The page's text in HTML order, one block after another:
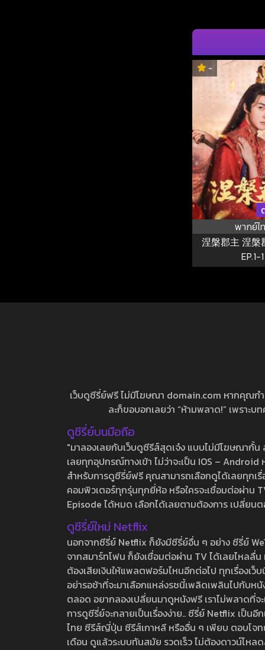
-
พากย์ไ
涅槃郡主 涅槃
EP.1-1
เว็บดูซีรี่ย์ฟรี ไม่มีโฆษณา domain.com หากคุณก
ละก็ขอบอกเลยว่า “ห้ามพลาด!” เพราะ
ดูซีรี่ย์บนมือถือ
"มาลองเลยกับเว็บดูซีรีส์สุดเจ๋ง แบบไม่มีโฆษณากั้
เลยทุกอุปกรณ์ทางเข้า ไม่ว่าจะเป็น IOS –
สำหรับการดูซีรี่ย์ฟรี คุณสามารถเลือกดูได้เลยทุกเ
คอมพิวเตอร์ทุกรุ่นทุกยี่ห้อ หรือใครจะเชื่อมต่อผ่าน
Episode ได้หมด เลือกได้เลยตามต้องการ เปลี่ยน
ดูซีรี่ย์ใหม่ Netflix
นอกจากซีรี่ย์ Netflix ก็ยังมีซีรี่ย์อื่น ๆ อย่าง ซีรี่ย์
จากสมาร์ทโฟน ก็ยังเชื่อมต่อผ่าน TV ได้เลยไหลลื่
ต้องเสียเงินให้แพลตฟอร์มไหนอีกต่อไป ทุกเรื่องเว็
อย่ารอช้าที่จะมาเลือกแหล่งรชนี้เพลิดเพลินไปกับห
ตลอด อยากลองเปลี่ยนมาดูหนังฟรี เราไม่พลาดที่
การดูซีรี่ย์จะกลายเป็นเรื่องง่าย.. ซีรี่ย์ Netflix เป็น
ไทย ซีรีส์ญี่ปุ่น ซีรีส์เกาหลี หรืออื่น ๆ เพียบ ตอบโจท
เดือน ดูแล้วระบบทันสมัย รวดเร็ว ไม่ต้องดาวน์โห